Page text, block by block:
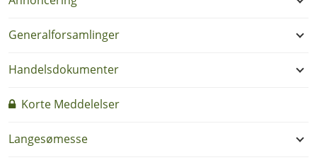
Generalforsamlinger
Handelsdokumenter
Korte Meddelelser
Langesømesse